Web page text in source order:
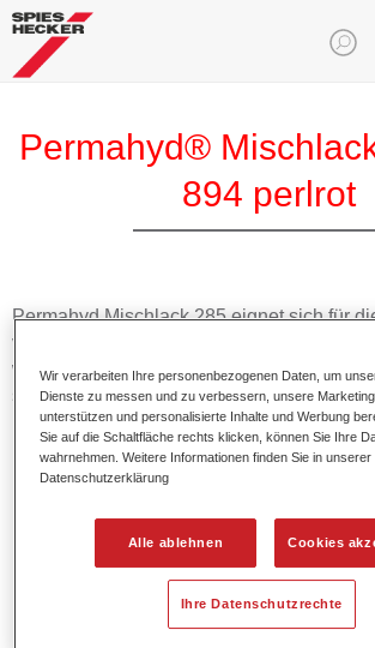
Permahyd®
894 perlrot
Permahyd Mischlack 285 eignet sich für
von Permahyd Perlmutt Basislack 285,
wasserverdünnbaren Basislacksystem. Es
speziellen PU-Dispersionstechnologie für
Effektlackierungen.
Produktmerkmale
1,5 Spritzgängen.
Bietet ein gutes Standvermögen.
Verfügt über ein hohes Deckvermögen.
Besitzt eine hohe Farbtongenauigkeit.
Wir verarbeiten Ihre personenbezogenen Daten, um
Dienste zu messen und zu verbessern, unsere
unterstützen und personalisierte Inhalte und Werbung
Sie auf die Schaltfläche rechts klicken, können Sie Ihre
wahrnehmen. Weitere Informationen finden Sie in unserer
Datenschutzerklärung
Alle ablehnen Cookies
Ihre Datenschutzrechte